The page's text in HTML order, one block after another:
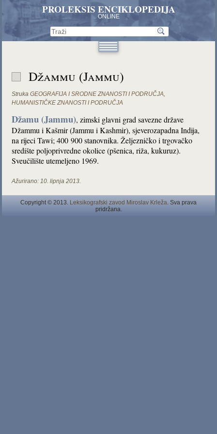
PROLEKSIS ENCIKLOPEDIJA
ONLINE
Džammu (Jammu)
Struka GEOGRAFIJA I SRODNE ZNANOSTI I PODRUČJA,
HUMANISTIČKE ZNANOSTI I PODRUČJA
Džamu (Jammu), zimski glavni grad savezne države
Džammu i Kašmir (Jammu i Kashmir), sjeverozapadna Indija,
na rijeci Tawi; 400 900 stanovnika. Željezničko i trgovačko
središte poljoprivredne okolice (pšenica, riža, kukuruz).
Sveučilište utemeljeno 1969.
Ažurirano: 10. lipnja 2013.
Copyright © 2013. Leksikografski zavod Miroslav Krleža. Sva prava
pridržana.